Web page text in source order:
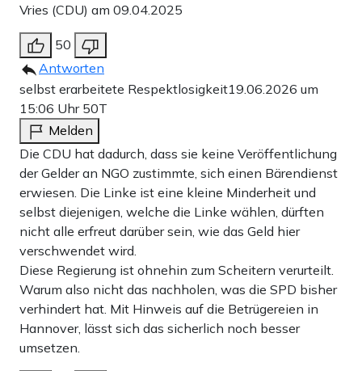
Vries (CDU) am 09.04.2025
50
Antworten
selbst erarbeitete Respektlosigkeit19.06.2026 um
15:06 Uhr 50T
Melden
Die CDU hat dadurch, dass sie keine Veröffentlichung
der Gelder an NGO zustimmte, sich einen Bärendienst
erwiesen. Die Linke ist eine kleine Minderheit und
selbst diejenigen, welche die Linke wählen, dürften
nicht alle erfreut darüber sein, wie das Geld hier
verschwendet wird.
Diese Regierung ist ohnehin zum Scheitern verurteilt.
Warum also nicht das nachholen, was die SPD bisher
verhindert hat. Mit Hinweis auf die Betrügereien in
Hannover, lässt sich das sicherlich noch besser
umsetzen.